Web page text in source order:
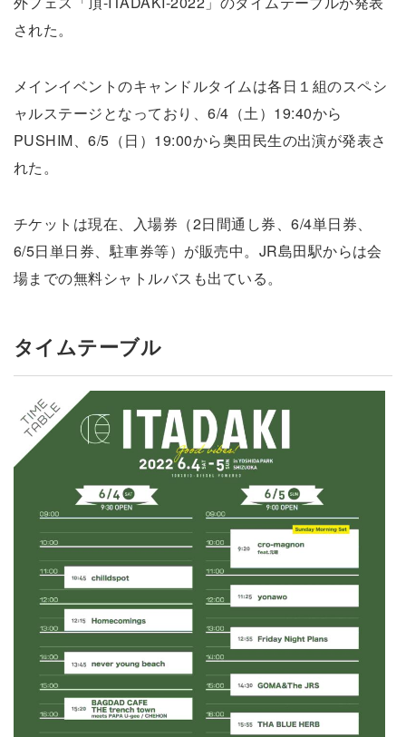
された。
メインイベントのキャンドルタイムは各日１組のスペシ
ャルステージとなっており、6/4（土）19:40から
PUSHIM、6/5（日）19:00から奥田民生の出演が発表さ
れた。
チケットは現在、入場券（2日間通し券、6/4単日券、
6/5日単日券、駐車券等）が販売中。JR島田駅からは会
場までの無料シャトルバスも出ている。
タイムテーブル